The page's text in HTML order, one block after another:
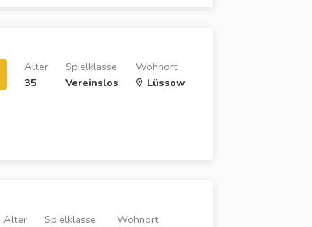
Wohnort
Lüssow
Spielklasse
Vereinslos
Alter
35
Wohnort
Spielklasse
Alter